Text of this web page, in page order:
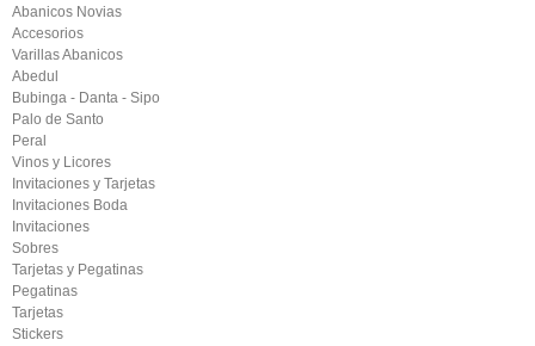
Abanicos Novias
Accesorios
Varillas Abanicos
Abedul
Bubinga - Danta - Sipo
Palo de Santo
Peral
Vinos y Licores
Invitaciones y Tarjetas
Invitaciones Boda
Invitaciones
Sobres
Tarjetas y Pegatinas
Pegatinas
Tarjetas
Stickers